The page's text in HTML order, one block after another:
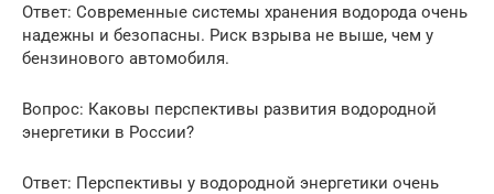
Ответ: Современные системы хранения водорода очень
надежны и безопасны. Риск взрыва не выше, чем у
бензинового автомобиля.
Вопрос: Каковы перспективы развития водородной
энергетики в России?
Ответ: Перспективы у водородной энергетики очень